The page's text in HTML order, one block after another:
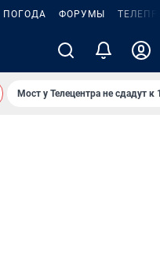
ПОГОДА ФОРУМЫ
Мост у Телецентра не сдадут к